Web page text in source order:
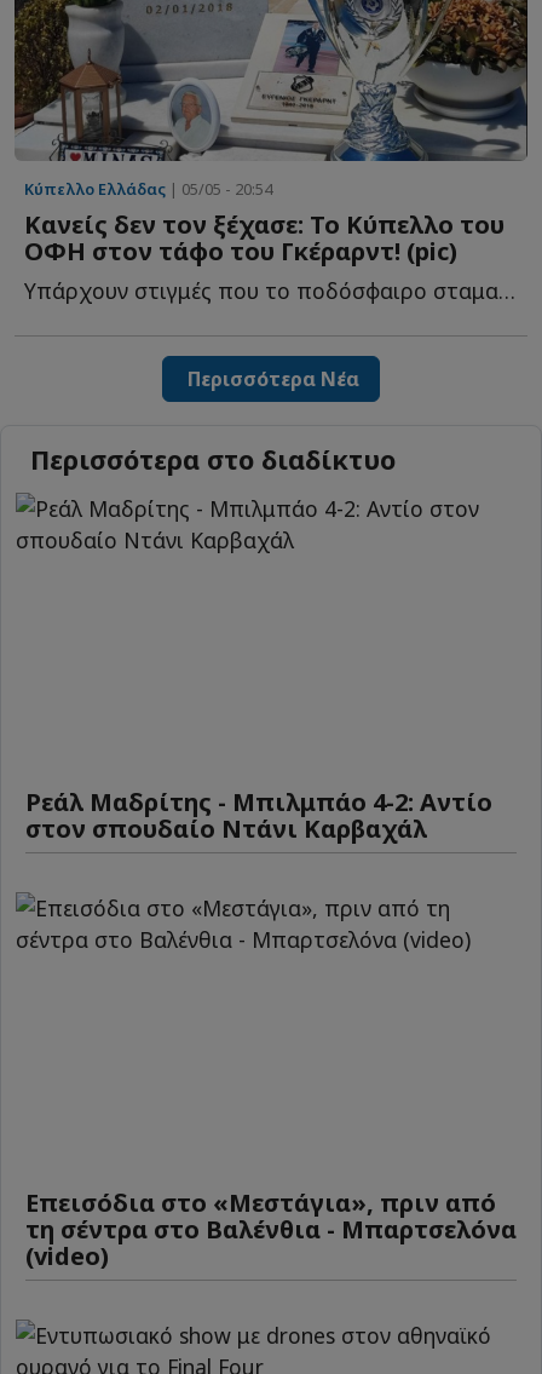
Κύπελλο Ελλάδας | 05/05 - 20:54
Κανείς δεν τον ξέχασε: Το Κύπελλο του
ΟΦΗ στον τάφο του Γκέραρντ! (pic)
Υπάρχουν στιγμές που το ποδόσφαιρο σταματά να είναι α...
Περισσότερα Νέα
Περισσότερα στο διαδίκτυο
Ρεάλ Μαδρίτης - Μπιλμπάο 4-2: Αντίο
στον σπουδαίο Ντάνι Καρβαχάλ
Επεισόδια στο «Μεστάγια», πριν από
τη σέντρα στο Βαλένθια - Μπαρτσελόνα
(video)